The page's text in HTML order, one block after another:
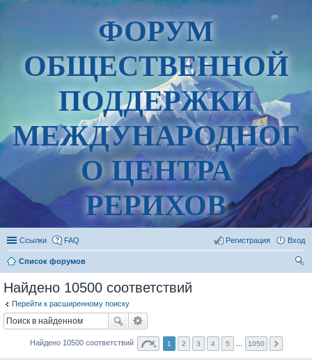
ФОРУМ
ОБЩЕСТВЕННОЙ
ПОДДЕРЖКИ
МЕЖДУНАРОДНОГ
О ЦЕНТРА
РЕРИХОВ
Ссылки FAQ Вход
Регистрация
Список форумов
Найдено 10500 соответствий
Перейти к расширенному поиску
Найдено 10500 соответствий 1 2 3 4 5 1050